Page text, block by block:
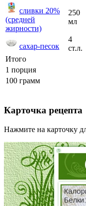
сливки 20%
(средней
жирности)
250
мл
сахар-песок
4
ст.л.
Итого
1 порция
100 грамм
Карточка рецепта
Нажмите на карточку